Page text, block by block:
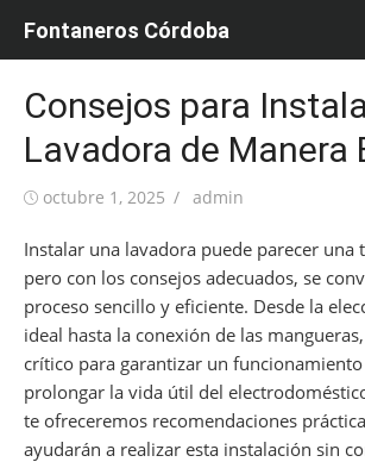
Fontaneros Córdoba
Consejos para
Lavadora de Manera
Publicada
octubre 1, 2025 Autor
admin
Instalar una lavadora puede parecer una
pero con los consejos adecuados, se
proceso sencillo y eficiente. Desde la
ideal hasta la conexión de las
crítico para garantizar un
prolongar la vida útil del
te ofreceremos recomendaciones
ayudarán a realizar esta instalación sin